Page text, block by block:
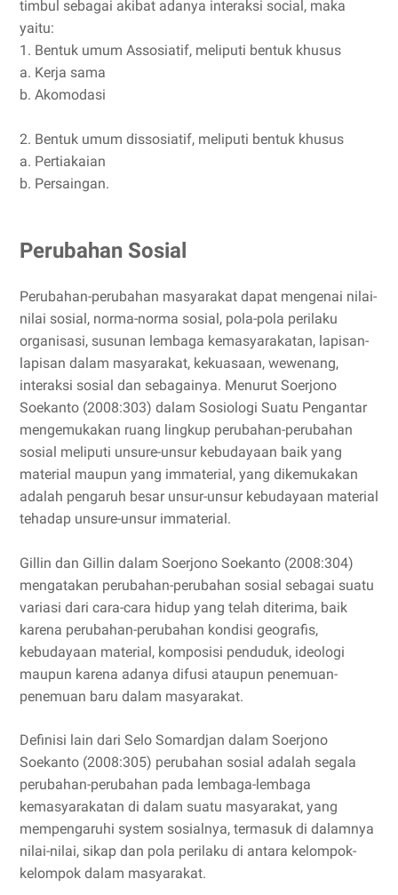
timbul sebagai akibat adanya interaksi social, maka
yaitu:
1. Bentuk umum Assosiatif, meliputi bentuk khusus
a. Kerja sama
b. Akomodasi
2. Bentuk umum dissosiatif, meliputi bentuk khusus
a. Pertiakaian
b. Persaingan.
Perubahan Sosial
Perubahan-perubahan masyarakat dapat mengenai nilai-
nilai sosial, norma-norma sosial, pola-pola perilaku
organisasi, susunan lembaga kemasyarakatan, lapisan-
lapisan dalam masyarakat, kekuasaan, wewenang,
interaksi sosial dan sebagainya. Menurut Soerjono
Soekanto (2008:303) dalam Sosiologi Suatu Pengantar
mengemukakan ruang lingkup perubahan-perubahan
sosial meliputi unsure-unsur kebudayaan baik yang
material maupun yang immaterial, yang dikemukakan
adalah pengaruh besar unsur-unsur kebudayaan material
tehadap unsure-unsur immaterial.
Gillin dan Gillin dalam Soerjono Soekanto (2008:304)
mengatakan perubahan-perubahan sosial sebagai suatu
variasi dari cara-cara hidup yang telah diterima, baik
karena perubahan-perubahan kondisi geografis,
kebudayaan material, komposisi penduduk, ideologi
maupun karena adanya difusi ataupun penemuan-
penemuan baru dalam masyarakat.
Definisi lain dari Selo Somardjan dalam Soerjono
Soekanto (2008:305) perubahan sosial adalah segala
perubahan-perubahan pada lembaga-lembaga
kemasyarakatan di dalam suatu masyarakat, yang
mempengaruhi system sosialnya, termasuk di dalamnya
nilai-nilai, sikap dan pola perilaku di antara kelompok-
kelompok dalam masyarakat.